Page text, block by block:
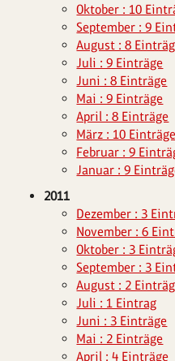
Oktober : 10
September : 9
August : 8
Juli : 9 Einträge
Juni : 8 Einträge
Mai : 9 Einträge
April : 8 Einträge
März : 10 Einträge
Februar : 9
Januar : 9
2011
Dezember : 3
November : 6
Oktober : 3
September : 3
August : 2
Juli : 1 Eintrag
Juni : 3 Einträge
Mai : 2 Einträge
April : 4 Einträge